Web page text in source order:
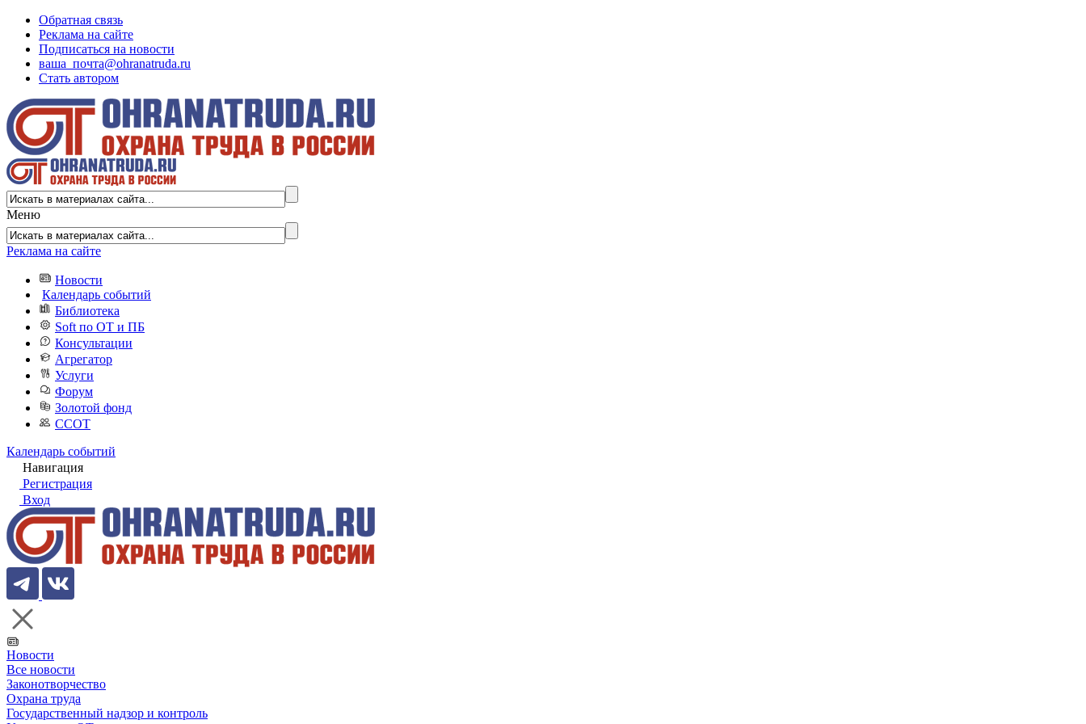
Обратная связь
Реклама на сайте
Подписаться на новости
ваша_почта@ohranatruda.ru
Стать автором
Меню
Реклама на сайте
Новости
Календарь событий
Библиотека
Soft по ОТ и ПБ
Консультации
Агрегатор
Услуги
Форум
Золотой фонд
ССОТ
Календарь событий
Навигация
Регистрация
Вход
Новости
Все новости
Законотворчество
Охрана труда
Государственный надзор и контроль